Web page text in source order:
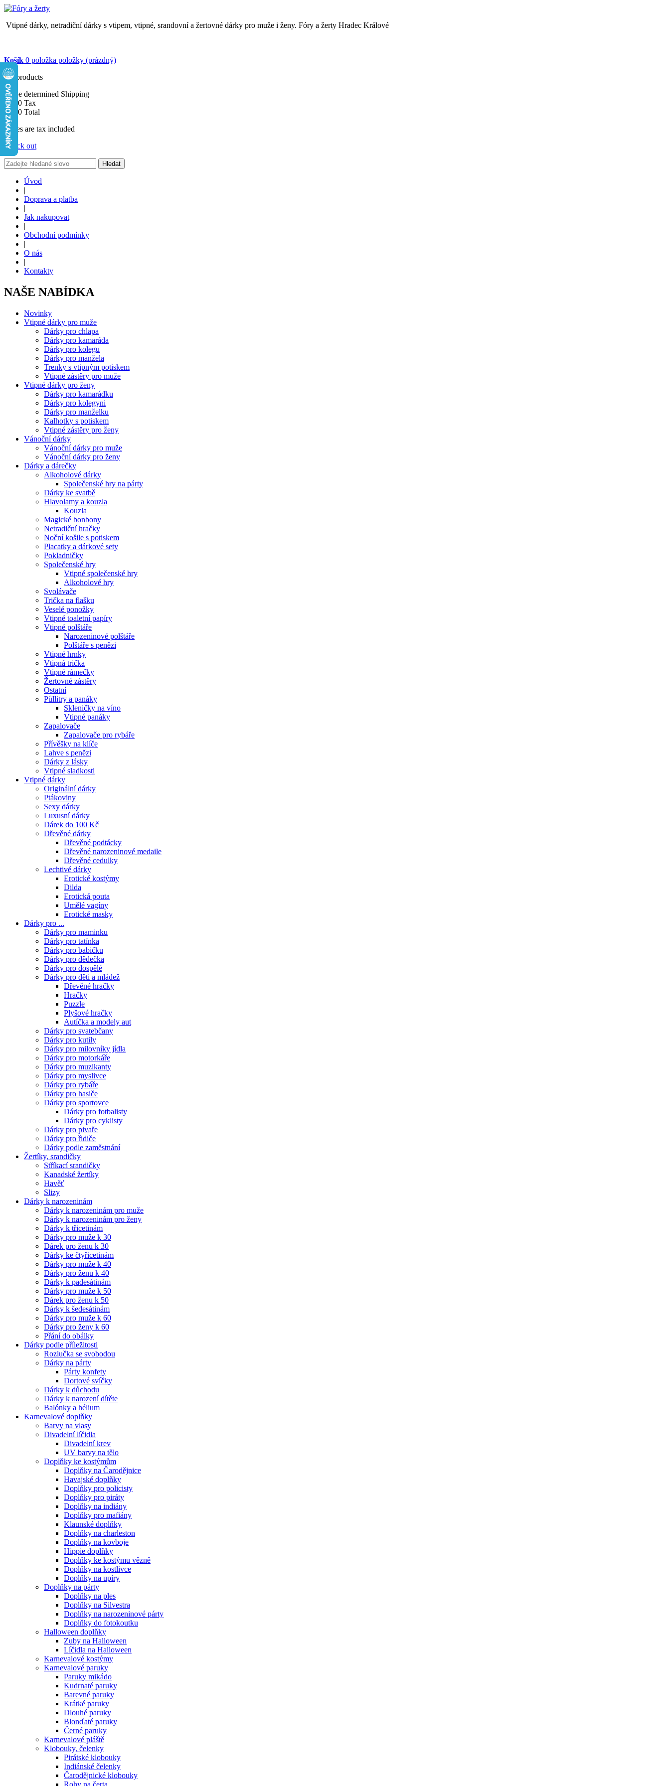
Vtipné dárky, netradiční dárky s vtipem, vtipné, srandovní a žertovné dárky pro muže i ženy. Fóry a žerty Hradec Králové
Košík 0 položka položky (prázdný)
No products
To be determined Shipping
$0.00 Tax
$0.00 Total
Prices are tax included
Check out
Hledat
Úvod
|
Doprava a platba
|
Jak nakupovat
|
Obchodní podmínky
|
O nás
|
Kontakty
NAŠE NABÍDKA
Novinky
Vtipné dárky pro muže
Dárky pro chlapa
Dárky pro kamaráda
Dárky pro kolegu
Dárky pro manžela
Trenky s vtipným potiskem
Vtipné zástěry pro muže
Vtipné dárky pro ženy
Dárky pro kamarádku
Dárky pro kolegyni
Dárky pro manželku
Kalhotky s potiskem
Vtipné zástěry pro ženy
Vánoční dárky
Vánoční dárky pro muže
Vánoční dárky pro ženy
Dárky a dárečky
Alkoholové dárky
Společenské hry na párty
Dárky ke svatbě
Hlavolamy a kouzla
Kouzla
Magické bonbony
Netradiční hračky
Noční košile s potiskem
Placatky a dárkové sety
Pokladničky
Společenské hry
Vtipné společenské hry
Alkoholové hry
Svolávače
Trička na flašku
Veselé ponožky
Vtipné toaletní papíry
Vtipné polštáře
Narozeninové polštáře
Polštáře s penězi
Vtipné hrnky
Vtipná trička
Vtipné rámečky
Žertovné zástěry
Ostatní
Půllitry a panáky
Skleničky na víno
Vtipné panáky
Zapalovače
Zapalovače pro rybáře
Přívěšky na klíče
Lahve s penězi
Dárky z lásky
Vtipné sladkosti
Vtipné dárky
Originální dárky
Ptákoviny
Sexy dárky
Luxusní dárky
Dárek do 100 Kč
Dřevěné dárky
Dřevěné podtácky
Dřevěné narozeninové medaile
Dřevěné cedulky
Lechtivé dárky
Erotické kostýmy
Dilda
Erotická pouta
Umělé vagíny
Erotické masky
Dárky pro ...
Dárky pro maminku
Dárky pro tatínka
Dárky pro babičku
Dárky pro dědečka
Dárky pro dospělé
Dárky pro děti a mládež
Dřevěné hračky
Hračky
Puzzle
Plyšové hračky
Autíčka a modely aut
Dárky pro svatebčany
Dárky pro kutily
Dárky pro milovníky jídla
Dárky pro motorkáře
Dárky pro muzikanty
Dárky pro myslivce
Dárky pro rybáře
Dárky pro hasiče
Dárky pro sportovce
Dárky pro fotbalisty
Dárky pro cyklisty
Dárky pro pivaře
Dárky pro řidiče
Dárky podle zaměstnání
Žertíky, srandičky
Stříkací srandičky
Kanadské žertíky
Havěť
Slizy
Dárky k narozeninám
Dárky k narozeninám pro muže
Dárky k narozeninám pro ženy
Dárky k třicetinám
Dárky pro muže k 30
Dárek pro ženu k 30
Dárky ke čtyřicetinám
Dárky pro muže k 40
Dárky pro ženu k 40
Dárky k padesátinám
Dárky pro muže k 50
Dárek pro ženu k 50
Dárky k šedesátinám
Dárky pro muže k 60
Dárky pro ženy k 60
Přání do obálky
Dárky podle příležitosti
Rozlučka se svobodou
Dárky na párty
Párty konfety
Dortové svíčky
Dárky k důchodu
Dárky k narození dítěte
Balónky a hélium
Karnevalové doplňky
Barvy na vlasy
Divadelní líčidla
Divadelní krev
UV barvy na tělo
Doplňky ke kostýmům
Doplňky na Čarodějnice
Havajské doplňky
Doplňky pro policisty
Doplňky pro piráty
Doplňky na indiány
Doplňky pro mafiány
Klaunské doplňky
Doplňky na charleston
Doplňky na kovboje
Hippie doplňky
Doplňky ke kostýmu vězně
Doplňky na kostlivce
Doplňky na upíry
Doplňky na párty
Doplňky na ples
Doplňky na Silvestra
Doplňky na narozeninové párty
Doplňky do fotokoutku
Halloween doplňky
Zuby na Halloween
Líčidla na Halloween
Karnevalové kostýmy
Karnevalové paruky
Paruky mikádo
Kudrnaté paruky
Barevné paruky
Krátké paruky
Dlouhé paruky
Blonďaté paruky
Černé paruky
Karnevalové pláště
Klobouky, čelenky
Pirátské klobouky
Indiánské čelenky
Čarodějnické klobouky
Rohy na čerta